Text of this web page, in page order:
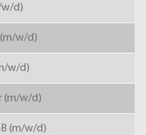
w/d)
(m/w/d)
w/d)
(m/w/d)
(m/w/d)